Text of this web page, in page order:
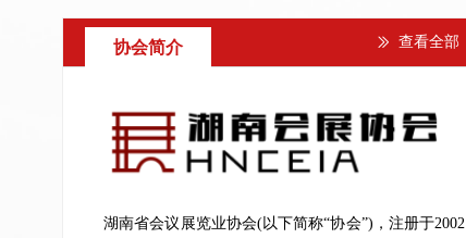
ꅀ 查看全部
协会简介
湖南省会议展览业协会(以下简称“协会”)，注册于2002